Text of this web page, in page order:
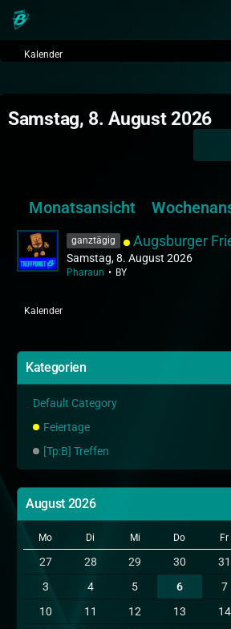
Kalender
Samstag, 8. August 2026
Monatsansicht
ganztägig Augsburger
Samstag, 8. August 2026
Pharaun BY
Kalender
Kategorien
Default Category
Feiertage
[Tp:B] Treffen
August 2026
Mo Di Mi Do Fr
27 28 29 30 31
3
4 5 6 7
10
11 12 13 14